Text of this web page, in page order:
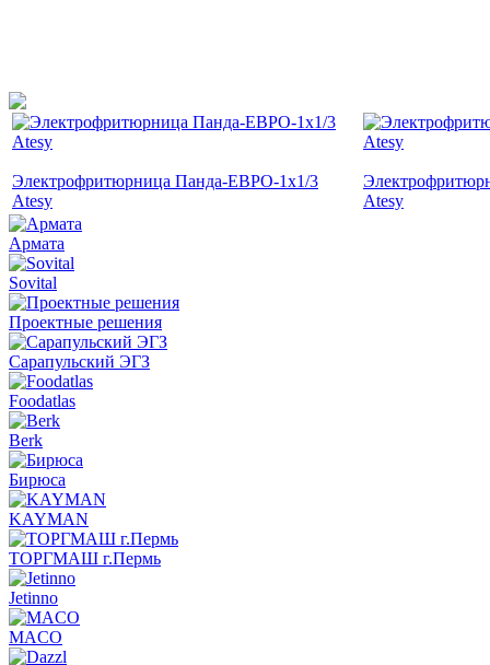
Электрофритюрница Панда-ЕВРО-1х1/3
Atesy
Atesy
Армата
Sovital
Проектные решения
Сарапульский ЭГЗ
Foodatlas
Berk
Бирюса
KAYMAN
ТОРГМАШ г.Пермь
Jetinno
MACO